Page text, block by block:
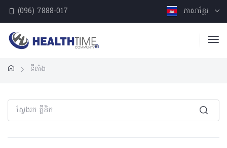
(096) 7888-017 ភាសាខ្មែរ
ទីតាំង